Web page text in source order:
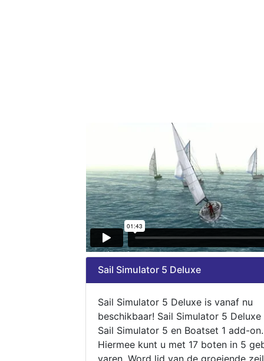
Sail Simulator 5 Deluxe
Sail Simulator 5 Deluxe is vanaf nu
beschikbaar! Sail Simulator 5
Sail Simulator 5 en Boatset 1 add-on.
Hiermee kunt u met 17 boten in 5